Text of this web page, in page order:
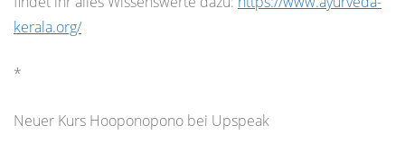
kerala.org/
*
Neuer Kurs Hooponopono bei Upspeak